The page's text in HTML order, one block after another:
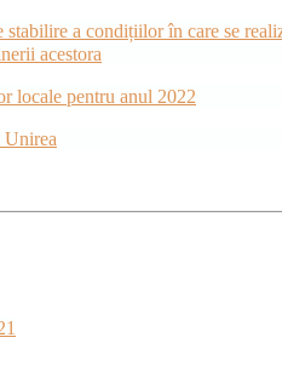
a condițiilor în care se
acestora
locale pentru anul 2022
Unirea